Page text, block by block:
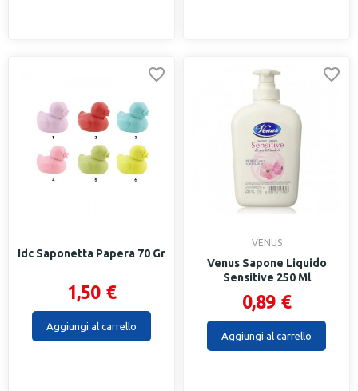
Idc Saponetta Papera 70 Gr
1,50 €
Aggiungi al carrello
VENUS
Venus Sapone Liquido
Sensitive 250 Ml
0,89 €
Aggiungi al carrello